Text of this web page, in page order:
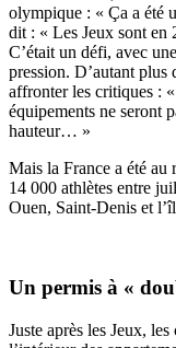
olympique : « Ça a été
dit : « Les Jeux sont en
C’était un défi, avec
pression. D’autant plus
affronter les critiques :
équipements ne seront
hauteur… »
Mais la France a été
14 000 athlètes entre
Ouen, Saint-Denis et
Un permis à «
Juste après les Jeux,